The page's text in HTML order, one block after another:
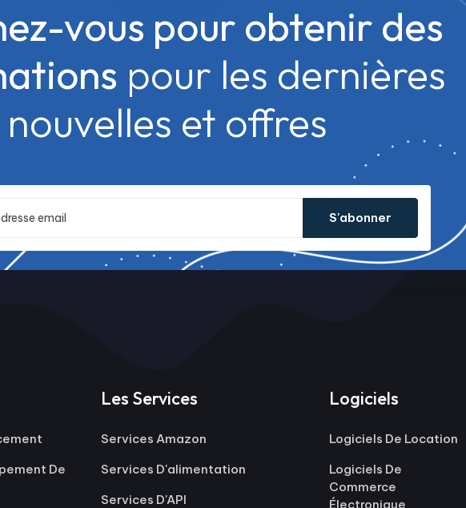
vous pour obtenir des
pour les dernières
nouvelles et offres
S'abonner
De
Les Services
Services Amazon
Services D'alimentation
Services D'API
Logiciels
Logiciels De Location
Logiciels De
Commerce
Électronique